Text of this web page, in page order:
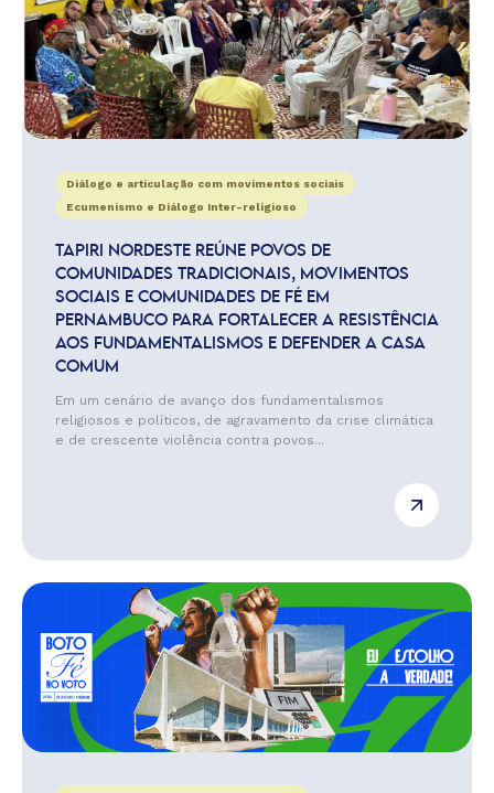
Diálogo e articulação com movimentos sociais
Ecumenismo e Diálogo Inter-religioso
TAPIRI NORDESTE REÚNE POVOS DE
COMUNIDADES TRADICIONAIS, MOVIMENTOS
SOCIAIS E COMUNIDADES DE FÉ EM
PERNAMBUCO PARA FORTALECER A RESISTÊNCIA
AOS FUNDAMENTALISMOS E DEFENDER A CASA
COMUM
Em um cenário de avanço dos fundamentalismos
religiosos e políticos, de agravamento da crise climática
e de crescente violência contra povos...